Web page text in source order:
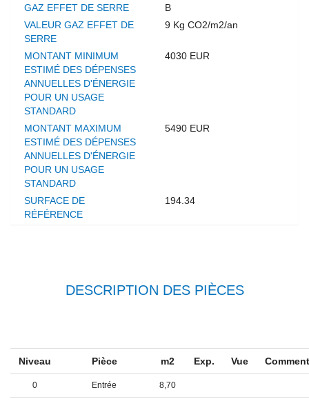
GAZ EFFET DE SERRE
B
VALEUR GAZ EFFET DE
SERRE
9 Kg CO2/m2/an
MONTANT MINIMUM
ESTIMÉ DES DÉPENSES
ANNUELLES D'ÉNERGIE
POUR UN USAGE
STANDARD
4030 EUR
MONTANT MAXIMUM
ESTIMÉ DES DÉPENSES
ANNUELLES D'ÉNERGIE
POUR UN USAGE
STANDARD
5490 EUR
SURFACE DE
RÉFÉRENCE
194.34
DESCRIPTION DES PIÈCES
Niveau Pièce m2 Exp. Vue
0 Entrée 8,70